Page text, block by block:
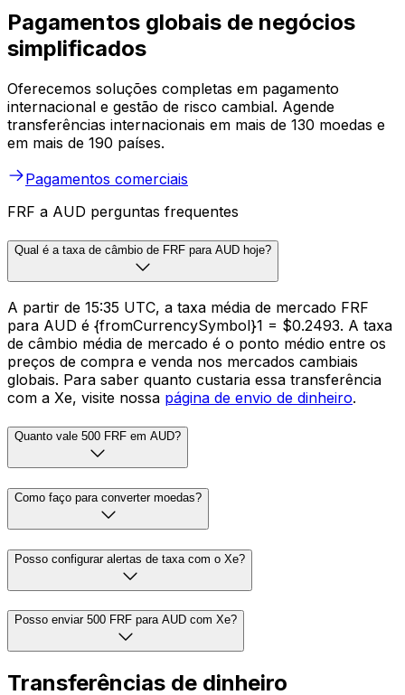
Pagamentos globais de negócios
simplificados
Oferecemos soluções completas em pagamento
internacional e gestão de risco cambial. Agende
transferências internacionais em mais de 130 moedas e
em mais de 190 países.
Pagamentos comerciais
FRF a AUD perguntas frequentes
Qual é a taxa de câmbio de FRF para AUD hoje?
A partir de 15:35 UTC, a taxa média de mercado FRF
para AUD é {fromCurrencySymbol}1 = $0.2493. A taxa
de câmbio média de mercado é o ponto médio entre os
preços de compra e venda nos mercados cambiais
globais. Para saber quanto custaria essa transferência
com a Xe, visite nossa página de envio de dinheiro.
Quanto vale 500 FRF em AUD?
Como faço para converter moedas?
Posso configurar alertas de taxa com o Xe?
Posso enviar 500 FRF para AUD com Xe?
Transferências de dinheiro